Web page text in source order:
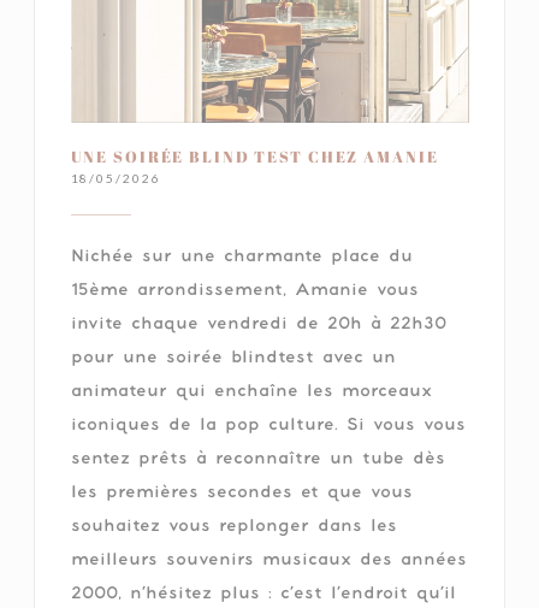
UNE SOIRÉE BLIND TEST CHEZ AMANIE
18/05/2026
Nichée sur une charmante place du
15ème arrondissement, Amanie vous
invite chaque vendredi de 20h à 22h30
pour une soirée blindtest avec un
animateur qui enchaîne les morceaux
iconiques de la pop culture. Si vous vous
sentez prêts à reconnaître un tube dès
les premières secondes et que vous
souhaitez vous replonger dans les
meilleurs souvenirs musicaux des années
2000, n’hésitez plus : c’est l’endroit qu’il